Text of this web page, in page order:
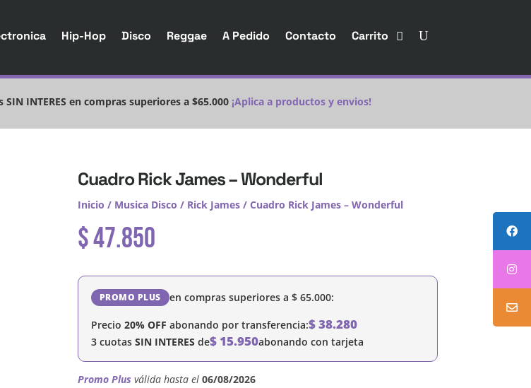
Hip-Hop Disco Reggae A Pedido Contacto Carrito
INTERES en compras superiores a $65.000 ¡Aplica a productos y envios!
Cuadro Rick James – Wonderful
Inicio / Musica Disco / Rick James/ Cuadro Rick James – Wonderful
$47.850
PROMO PLUS en compras superiores a $65.000:
Precio 20% OFF abonando por transferencia:$38.280
3 cuotas SIN INTERES de$15.950abonando con tarjeta
Promo Plus válida hasta el 06/08/2026